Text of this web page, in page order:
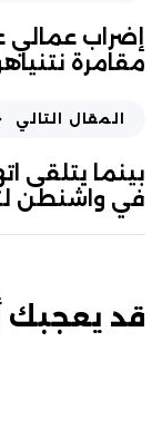
إضراب عمالي
مقامرة
المقال التالي
بينما يتلقى
في واشنطن
قد يعجبك